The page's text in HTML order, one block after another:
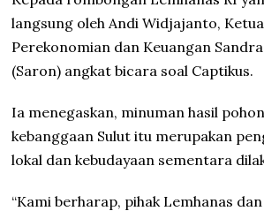
langsung oleh Andi Widjajanto,
Perekonomian dan Keuangan
(Saron) angkat bicara soal Captikus.
Ia menegaskan, minuman hasil
kebanggaan Sulut itu merupakan
lokal dan kebudayaan sementara
“Kami berharap, pihak Lemhanas